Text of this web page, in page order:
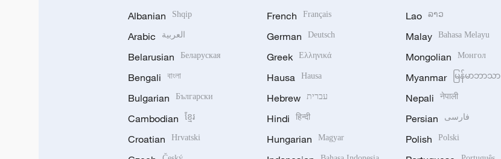
Albanian Shqip
Arabic العربية
Belarusian Беларуская
Bengali বাংলা
Bulgarian Български
Cambodian ខ្មែរ
Croatian Hrvatski
French Français
German Deutsch
Greek Ελληνικά
Hausa Hausa
Hebrew עברית
Hindi हिन्दी
Hungarian Magyar
Lao ລາວ
Malay Bahasa Melayu
Mongolian Монгол
Myanmar မြန်မာဘာသာ
Nepali नेपाली
Persian فارسی
Polish Polski